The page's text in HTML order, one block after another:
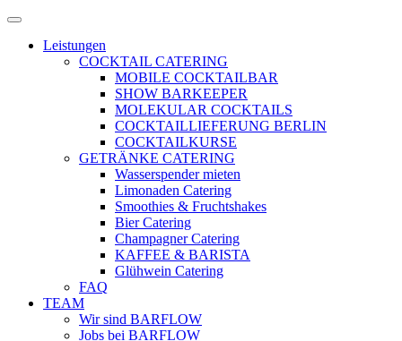
Zum
springen
Menü
öffnenLeistungen
COCKTAIL CATERING
MOBILE COCKTAILBAR
SHOW BARKEEPER
MOLEKULAR COCKTAILS
COCKTAILLIEFERUNG BERLIN
COCKTAILKURSE
GETRÄNKE CATERING
Wasserspender mieten
Limonaden Catering
Smoothies & Fruchtshakes
Bier Catering
Champagner Catering
KAFFEE & BARISTA
Glühwein Catering
FAQ
TEAM
Wir sind BARFLOW
Jobs bei BARFLOW